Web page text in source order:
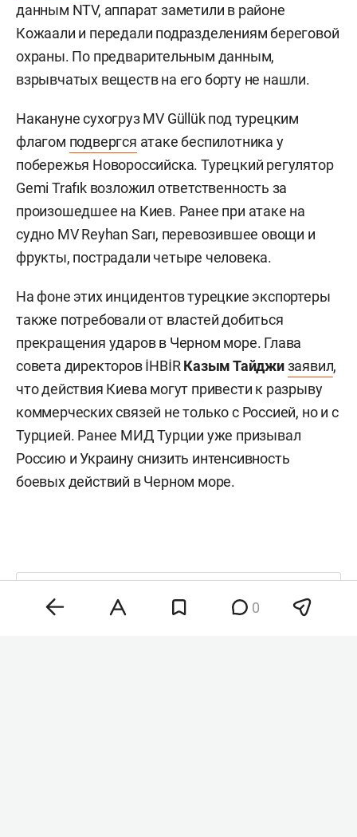
данным NTV, аппарат заметили в районе
Кожаали и передали подразделениям береговой
охраны. По предварительным данным,
взрывчатых веществ на его борту не нашли.
Накануне сухогруз MV Güllük под турецким
флагом подвергся атаке беспилотника у
побережья Новороссийска. Турецкий регулятор
Gemi Trafık возложил ответственность за
произошедшее на Киев. Ранее при атаке на
судно MV Reyhan Sarı, перевозившее овощи и
фрукты, пострадали четыре человека.
На фоне этих инцидентов турецкие экспортеры
также потребовали от властей добиться
прекращения ударов в Черном море. Глава
совета директоров İHBİRКазым Тайджизаявил,
что действия Киева могут привести к разрыву
коммерческих связей не только с Россией, но и с
Турцией. Ранее МИД Турции уже призывал
Россию и Украину снизить интенсивность
боевых действий в Черном море.
Комментарии 0
0